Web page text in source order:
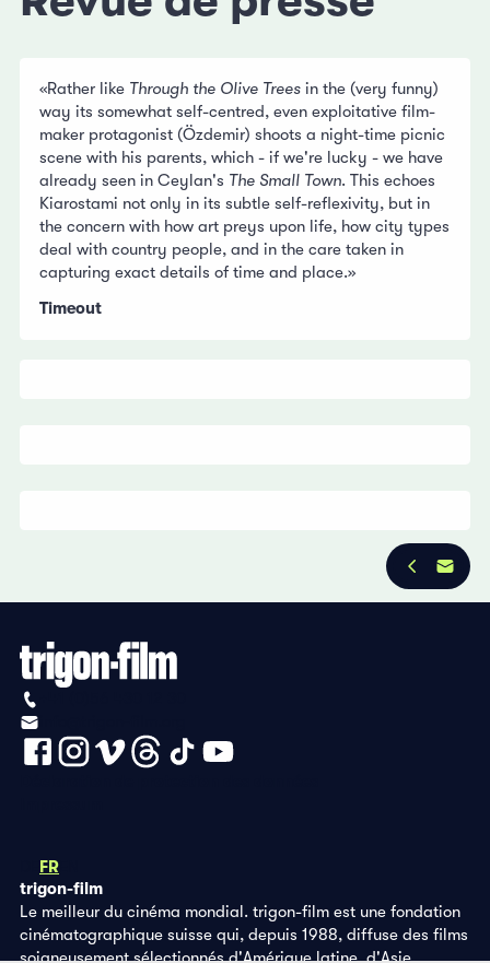
«Rather like Through the Olive Trees in the (very funny)
way its somewhat self-centred, even exploitative film-
maker protagonist (Özdemir) shoots a night-time picnic
scene with his parents, which - if we're lucky - we have
already seen in Ceylan's The Small Town. This echoes
Kiarostami not only in its subtle self-reflexivity, but in
the concern with how art preys upon life, how city types
deal with country people, and in the care taken in
capturing exact details of time and place.»
Timeout
FR
trigon-film
Le meilleur du cinéma mondial. trigon-film est une fondation
cinématographique suisse qui, depuis 1988, diffuse des films
soigneusement sélectionnés d'Amérique latine, d'Asie,